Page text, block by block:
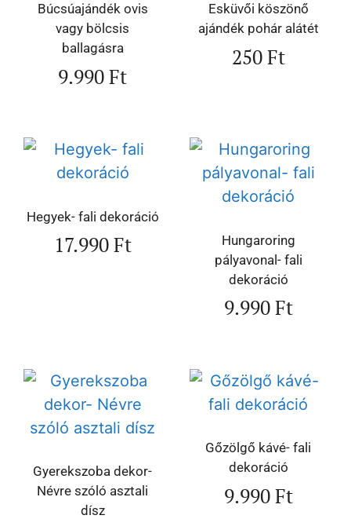
Búcsúajándék ovis
vagy bölcsis
ballagásra
9.990Ft
Esküvői köszönő
ajándék pohár alátét
250Ft
Hegyek- fali dekoráció
17.990Ft
Hungaroring
pályavonal- fali
dekoráció
9.990Ft
Gyerekszoba dekor-
Névre szóló asztali
dísz
Gőzölgő kávé- fali
dekoráció
9.990Ft